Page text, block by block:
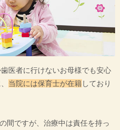
医者に行けないお母様でも安心
当院には保育士が在籍 しており
間ですが、治療中は責任を持っ